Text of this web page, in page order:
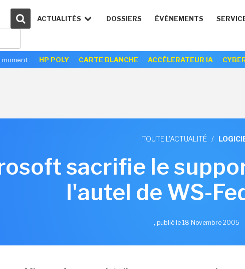
ACTUALITÉS DOSSIERS ÉVÉNEMENTS
moment : HP POLY CARTE BLANCHE ACCÉLERATEUR IA
TOUTE L'ACTUALITÉ /
sacrifie le
l'autel de WS-
, publié le 18 Novembre 2005